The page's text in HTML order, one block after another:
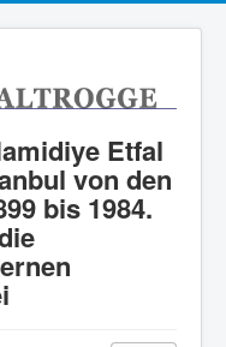
Etfal
von den
bis 1984.